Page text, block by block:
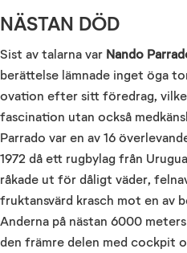
NÄSTAN DÖD
Sist av talarna var Nando
berättelse lämnade inget öga
ovation efter sitt föredrag,
fascination utan också
Parrado var en av 16
1972 då ett rugbylag från
råkade ut för dåligt väder,
fruktansvärd krasch mot en av
Anderna på nästan 6000
den främre delen med cockpit